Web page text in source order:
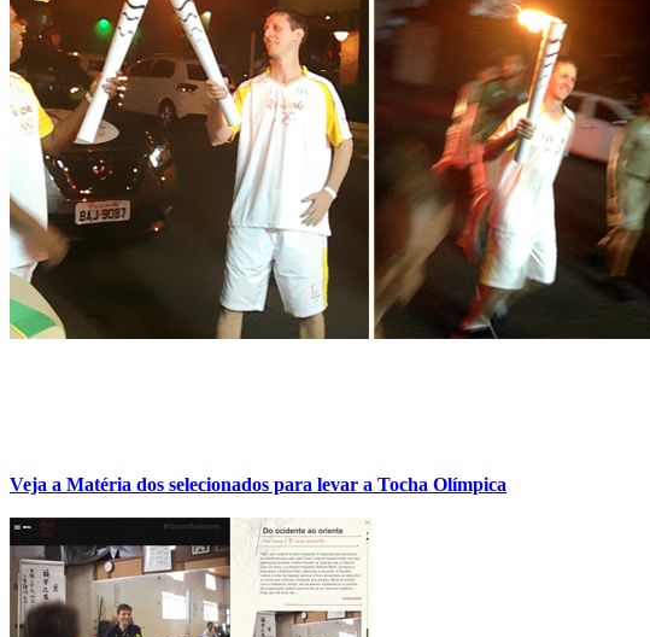
Veja a Matéria dos selecionados para levar a Tocha Olímpica